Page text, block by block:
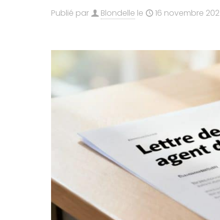
Publié par Blondelle le 16 novembre